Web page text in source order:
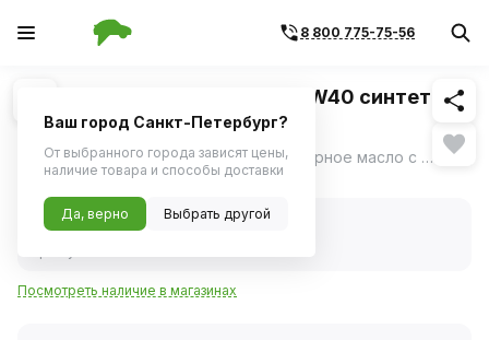
8 800 775-75-56
1/1 Похожие
Масло моторное Mobil 1 FS 0W40 синтетика
(1 л)
Mobil 1 FS 0W40 - синтетическое моторное масло с улучшенными эксплуатационными характеристиками/ Представляет собой улучшенное синтетическое моторное масло, предназначенное для новейших бензиновых и дизельных двигателей (без бензиновых и дизельных сажевых фильтров) обеспечивающее высокоэффективные общие эксплуатационные характеристики. ещё
Нет в наличии
Нет в наличии
Посмотреть наличие в магазинах
Ваш город Санкт-Петербург?
От выбранного города зависят цены,
наличие товара и способы доставки
Да, верно Выбрать другой